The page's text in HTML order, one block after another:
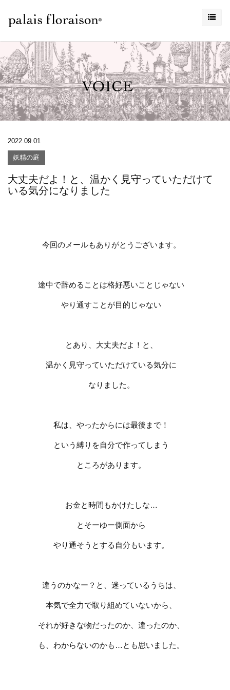
2022.09.01
妖精の庭
大丈夫だよ！と、温かく見守っていただけて
いる気分になりました
今回のメールもありがとうございます。
途中で辞めることは格好悪いことじゃない
やり通すことが目的じゃない
とあり、大丈夫だよ！と、
温かく見守っていただけている気分に
なりました。
私は、やったからには最後まで！
という縛りを自分で作ってしまう
ところがあります。
お金と時間もかけたしな…
とそーゆー側面から
やり通そうとする自分もいます。
違うのかなー？と、迷っているうちは、
本気で全力で取り組めていないから、
それが好きな物だったのか、違ったのか、
も、わからないのかも … とも思いました。